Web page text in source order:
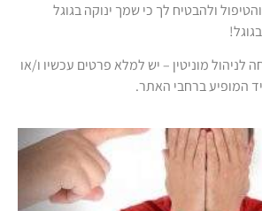
ולהבטיח לך כי שמך ינוקה בגוגל
מוניטין – יש למלא פרטים עכשיו ו/או
המופיע ברחבי האתר.